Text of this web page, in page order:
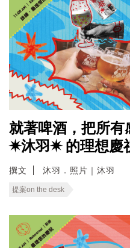
就著啤酒，把所
✷沐羽✷ 的理想慶
撰文 沐羽．照片｜沐羽
提案on the desk